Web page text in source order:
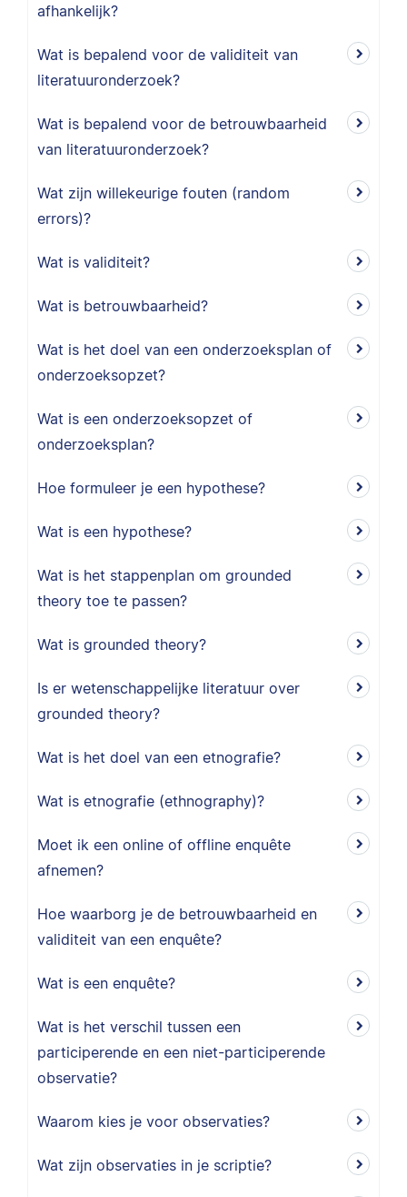
afhankelijk?
Wat is bepalend voor de validiteit van
literatuuronderzoek?
Wat is bepalend voor de betrouwbaarheid
van literatuuronderzoek?
Wat zijn willekeurige fouten (random
errors)?
Wat is validiteit?
Wat is betrouwbaarheid?
Wat is het doel van een onderzoeksplan of
onderzoeksopzet?
Wat is een onderzoeksopzet of
onderzoeksplan?
Hoe formuleer je een hypothese?
Wat is een hypothese?
Wat is het stappenplan om grounded
theory toe te passen?
Wat is grounded theory?
Is er wetenschappelijke literatuur over
grounded theory?
Wat is het doel van een etnografie?
Wat is etnografie (ethnography)?
Moet ik een online of offline enquête
afnemen?
Hoe waarborg je de betrouwbaarheid en
validiteit van een enquête?
Wat is een enquête?
Wat is het verschil tussen een
participerende en een niet-participerende
observatie?
Waarom kies je voor observaties?
Wat zijn observaties in je scriptie?